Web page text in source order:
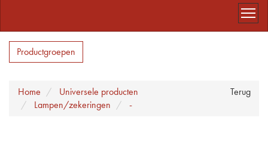
Productgroepen
Terug
Home
Universele producten
Lampen/zekeringen
-